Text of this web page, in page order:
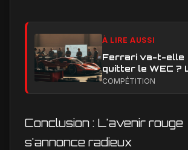
À LIRE AUSSI
Ferrari va-t-elle
quitter le WEC ?
vrais enjeux
COMPÉTITION
Conclusion : L'avenir rouge
s'annonce radieux